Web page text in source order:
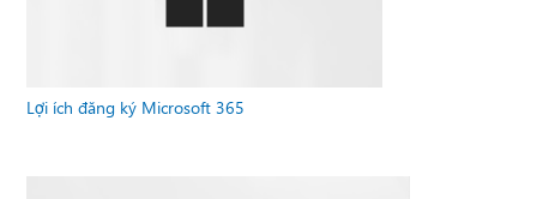
Lợi ích đăng ký Microsoft 365